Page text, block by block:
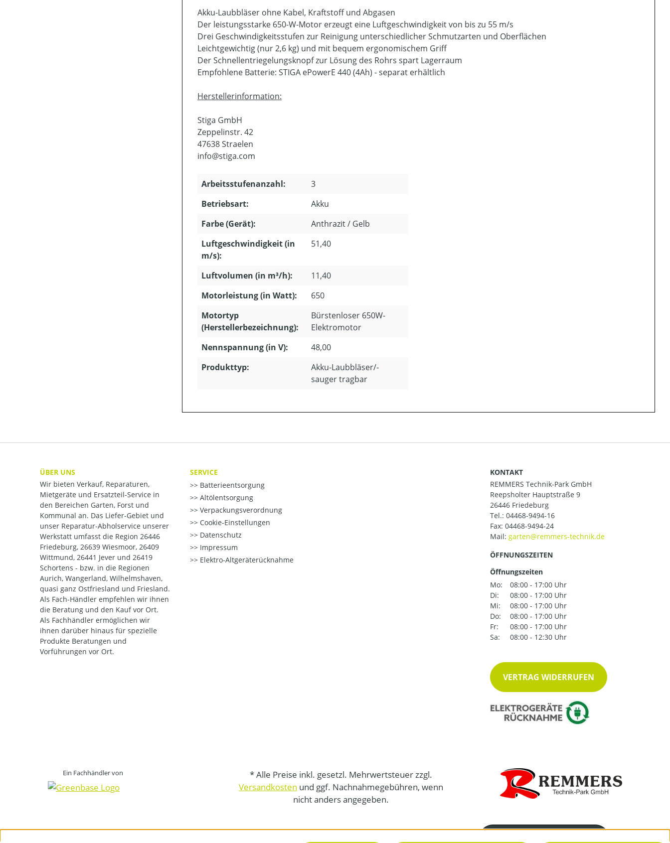
Akku-Laubbläser ohne Kabel, Kraftstoff und Abgasen
Der leistungsstarke 650-W-Motor erzeugt eine Luftgeschwindigkeit von bis zu 55 m/s
Drei Geschwindigkeitsstufen zur Reinigung unterschiedlicher Schmutzarten und Oberflächen
Leichtgewichtig (nur 2,6 kg) und mit bequem ergonomischem Griff
Der Schnellentriegelungsknopf zur Lösung des Rohrs spart Lagerraum
Empfohlene Batterie: STIGA ePowerE 440 (4Ah) - separat erhältlich
Herstellerinformation:
Stiga GmbH
Zeppelinstr. 42
47638 Straelen
info@stiga.com
Arbeitsstufenanzahl:
3
Betriebsart:
Akku
Farbe (Gerät):
Anthrazit / Gelb
Luftgeschwindigkeit (in
m/s):
51,40
Luftvolumen (in m³/h):
11,40
Motorleistung (in Watt):
650
Motortyp
(Herstellerbezeichnung):
Bürstenloser 650W-
Elektromotor
Nennspannung (in V):
48,00
Produkttyp:
Akku-Laubbläser/-
sauger tragbar
ÜBER UNS
Wir bieten Verkauf, Reparaturen,
Mietgeräte und Ersatzteil-Service in
den Bereichen Garten, Forst und
Kommunal an. Das Liefer-Gebiet und
unser Reparatur-Abholservice unserer
Werkstatt umfasst die Region 26446
Friedeburg, 26639 Wiesmoor, 26409
Wittmund, 26441 Jever und 26419
Schortens - bzw. in die Regionen
Aurich, Wangerland, Wilhelmshaven,
quasi ganz Ostfriesland und Friesland.
Als Fach-Händler empfehlen wir ihnen
die Beratung und den Kauf vor Ort.
Als Fachhändler ermöglichen wir
ihnen darüber hinaus für spezielle
Produkte Beratungen und
Vorführungen vor Ort.
SERVICE
Batterieentsorgung
Altölentsorgung
Verpackungsverordnung
Cookie-Einstellungen
Datenschutz
Impressum
Elektro-Altgeräterücknahme
KONTAKT
REMMERS Technik-Park GmbH
Reepsholter Hauptstraße 9
26446 Friedeburg
Tel.: 04468-9494-16
Fax: 04468-9494-24
Mail:
ÖFFNUNGSZEITEN
Öffnungszeiten
Mo:
08:00 - 17:00 Uhr
Di:
08:00 - 17:00 Uhr
Mi:
08:00 - 17:00 Uhr
Do:
08:00 - 17:00 Uhr
Fr:
08:00 - 17:00 Uhr
Sa:
08:00 - 12:30 Uhr
VERTRAG WIDERRUFEN
Ein Fachhändler von
* Alle Preise inkl. gesetzl. Mehrwertsteuer zzgl.
Versandkosten und ggf. Nachnahmegebühren, wenn
nicht anders angegeben.